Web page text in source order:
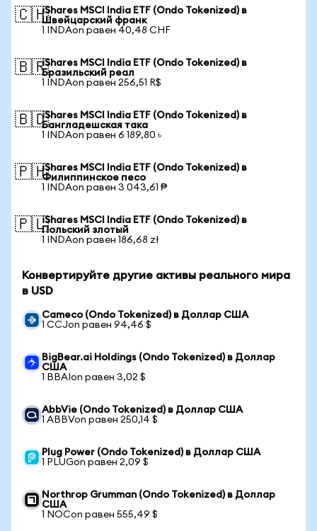
🇨🇭iShares MSCI India ETF (Ondo Tokenized) в
Швейцарский франк
1 INDAon равен 40,48 CHF
🇧🇷iShares MSCI India ETF (Ondo Tokenized) в
Бразильский реал
1 INDAon равен 256,51 R$
🇧🇩iShares MSCI India ETF (Ondo Tokenized) в
Бангладешская така
1 INDAon равен 6 189,80 ৳
🇵🇭iShares MSCI India ETF (Ondo Tokenized) в
Филиппинское песо
1 INDAon равен 3 043,61 ₱
🇵🇱iShares MSCI India ETF (Ondo Tokenized) в
Польский злотый
1 INDAon равен 186,68 zł
Конвертируйте другие активы реального мира
в USD
Cameco (Ondo Tokenized) в Доллар США
1 CCJon равен 94,46 $
BigBear.ai Holdings (Ondo Tokenized) в Доллар
США
1 BBAIon равен 3,02 $
AbbVie (Ondo Tokenized) в Доллар США
1 ABBVon равен 250,14 $
Plug Power (Ondo Tokenized) в Доллар США
1 PLUGon равен 2,09 $
Northrop Grumman (Ondo Tokenized) в Доллар
США
1 NOCon равен 555,49 $